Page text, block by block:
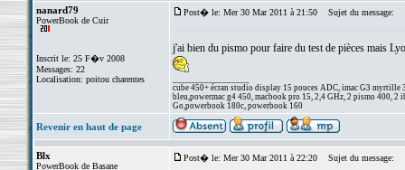
nanard79
PowerBook de Cuir
Inscrit le: 25 F�v 2008
Messages: 22
Localisation: poitou charentes
Post� le: Mer 30 Mar 2011 à 21:50 Sujet du message:
j'ai bien du pismo pour faire du test de pièces mais
cube 450+ écran studio display 15 pouces ADC, imac G3 myrtille
bleu,powermac g4 450, macbook pro 15, 2,4 GHz, 2 pismo 400,
Go,powerbook 180c, powerbook 160
Revenir en haut de page
Blx
PowerBook de Basane
Post� le: Mer 30 Mar 2011 à 22:20 Sujet du message: